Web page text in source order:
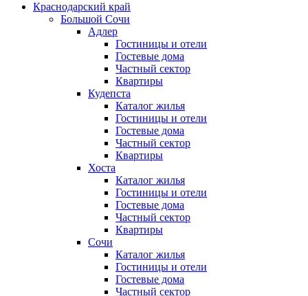
Краснодарский край
Большой Сочи
Адлер
Гостиницы и отели
Гостевые дома
Частный сектор
Квартиры
Кудепста
Каталог жилья
Гостиницы и отели
Гостевые дома
Частный сектор
Квартиры
Хоста
Каталог жилья
Гостиницы и отели
Гостевые дома
Частный сектор
Квартиры
Сочи
Каталог жилья
Гостиницы и отели
Гостевые дома
Частный сектор